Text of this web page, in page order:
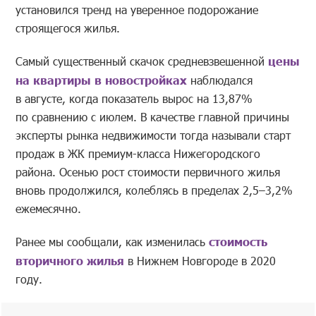
установился тренд на уверенное подорожание
строящегося жилья.
Самый существенный скачок средневзвешенной цены
на квартиры в новостройках наблюдался
в августе, когда показатель вырос на 13,87%
по сравнению с июлем. В качестве главной причины
эксперты рынка недвижимости тогда называли старт
продаж в ЖК премиум-класса Нижегородского
района. Осенью рост стоимости первичного жилья
вновь продолжился, колеблясь в пределах 2,5–3,2%
ежемесячно.
Ранее мы сообщали, как измениласьстоимость
вторичного жилья в Нижнем Новгороде в 2020
году.